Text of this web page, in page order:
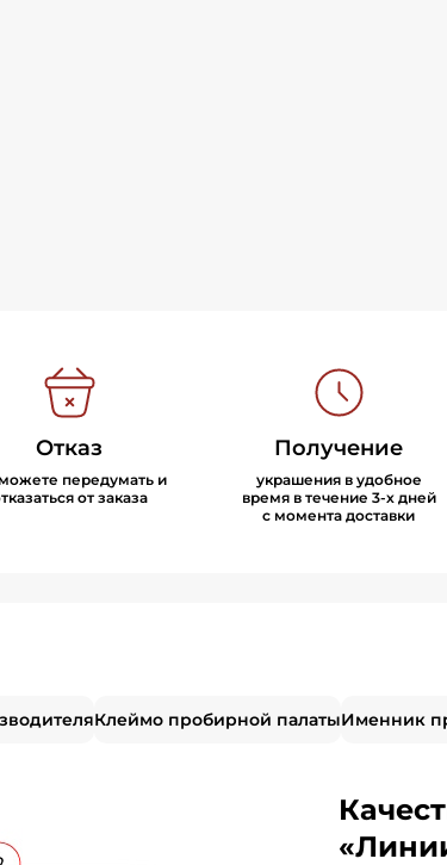
Отказ
передумать и
от заказа
Получение
украшения в удобное
время в течение 3-х дней
с момента доставки
Клеймо пробирной палатыИменник